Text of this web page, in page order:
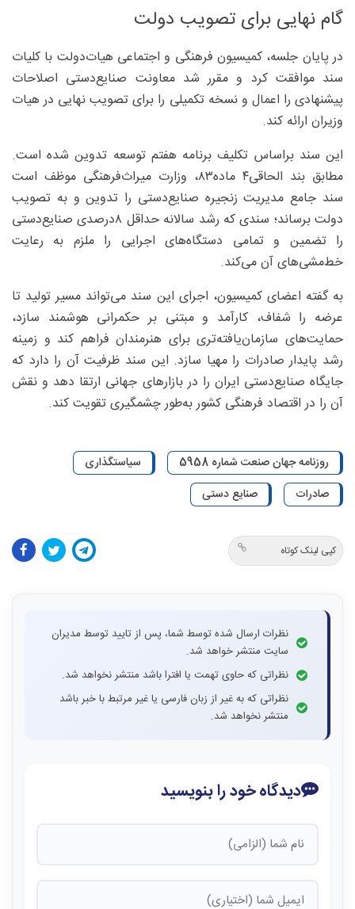
گام نهایی برای تصویب دولت
در پایان جلسه، کمیسیون فرهنگی و اجتماعی هیات‌دولت با کلیات
سند موافقت کرد و مقرر شد معاونت صنایع‌دستی اصلاحات
پیشنهادی را اعمال و نسخه تکمیلی را برای تصویب نهایی در هیات
وزیران ارائه کند.
این سند براساس تکلیف برنامه هفتم توسعه تدوین شده است.
مطابق بند الحاقی‌۴ ماده‌۸۳، وزارت میراث‌فرهنگی موظف است
سند جامع مدیریت زنجیره صنایع‌دستی را تدوین و به تصویب
دولت برساند؛ سندی که رشد سالانه حداقل ۸‌درصدی صنایع‌دستی
را تضمین و تمامی دستگاه‌های اجرایی را ملزم به رعایت
خط‌مشی‌های آن می‌کند.
به گفته اعضای کمیسیون، اجرای این سند می‌تواند مسیر تولید تا
عرضه را شفاف، کارآمد و مبتنی بر حکمرانی هوشمند سازد،
حمایت‌های سازمان‌یافته‌تری برای هنرمندان فراهم کند و زمینه
رشد پایدار صادرات را مهیا سازد. این سند ظرفیت آن را دارد که
جایگاه صنایع‌دستی ایران را در بازارهای جهانی ارتقا دهد و نقش
آن را در اقتصاد فرهنگی کشور به‌طور چشمگیری تقویت کند.
روزنامه جهان صنعت شماره 5958
سیاستگذاری
صادرات
صنایع دستی
کپی لینک کوتاه
نظرات ارسال شده توسط شما، پس از تایید توسط مدیران
سایت منتشر خواهد شد.
نظراتی که حاوی تهمت یا افترا باشد منتشر نخواهد شد.
نظراتی که به غیر از زبان فارسی یا غیر مرتبط با خبر باشد
منتشر نخواهد شد.
دیدگاه خود را بنویسید